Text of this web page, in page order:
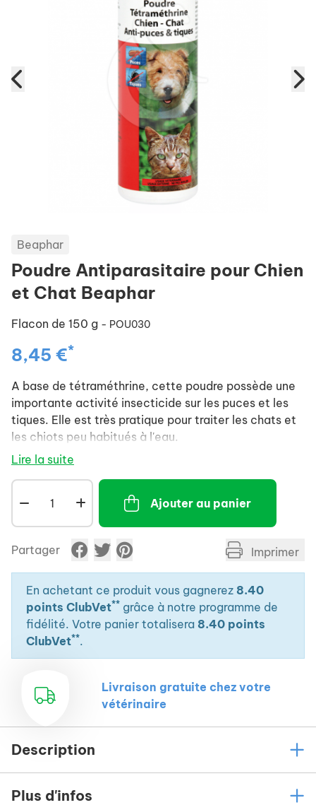
Beaphar
Poudre Antiparasitaire pour Chien
et Chat Beaphar
Flacon de 150 g - POU030
8,45 €*
A base de tétraméthrine, cette poudre possède une
importante activité insecticide sur les puces et les
tiques. Elle est très pratique pour traiter les chats et
les chiots peu habitués à l'eau.
Lire la suite
Ajouter au panier
Partager Imprimer
En achetant ce produit vous gagnerez 8.40
points ClubVet** grâce à notre programme de
fidélité. Votre panier totalisera 8.40 points
ClubVet**.
Livraison gratuite chez votre
vétérinaire
Description
Plus d'infos